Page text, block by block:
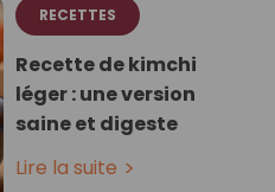
RECETTES
Recette de kimchi
léger : une version
saine et digeste
Lire la suite